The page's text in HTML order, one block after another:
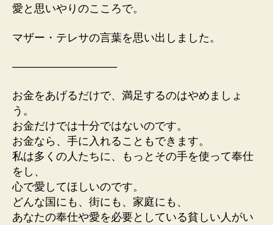
愛と思いやりのこころで。
マザー・テレサの言葉を思い出しました。
—————————–
お金をあげるだけで、満足するのはやめましょ
う。
お金だけでは十分ではないのです。
お金なら、手に入れることもできます。
私は多くの人たちに、もっとその手を使って奉仕
をし、
心で愛してほしいのです。
どんな国にも、街にも、家庭にも、
あなたの奉仕や愛を必要としている貧しい人がい